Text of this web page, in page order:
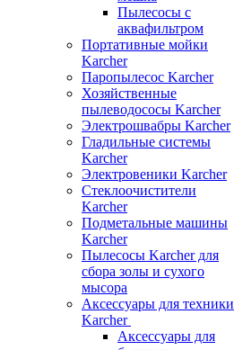
Пылесосы с
аквафильтром
Портативные мойки
Karcher
Паропылесос Karcher
Хозяйственные
пылеводососы Karcher
Электрошвабры Karcher
Гладильные системы
Karcher
Электровеники Karcher
Стеклоочистители
Karcher
Подметальные машины
Karcher
Пылесосы Karcher для
сбора золы и сухого
мысора
Аксессуары для техники
Karcher
Аксессуары для